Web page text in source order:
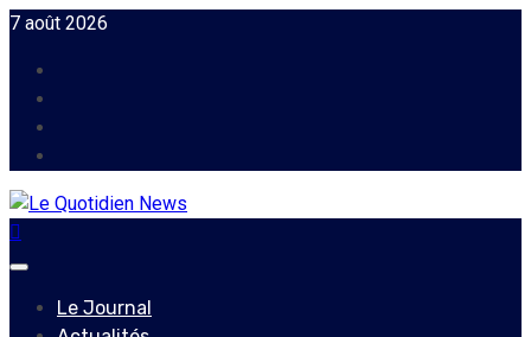
Skip
content
7 août 2026
Primary
Le Journal